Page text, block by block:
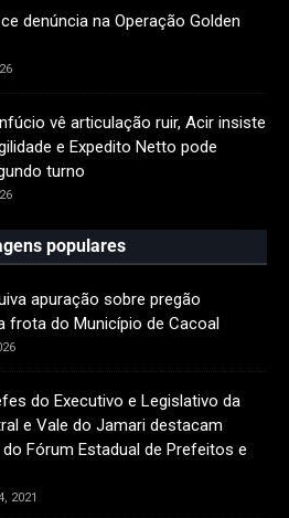
denúncia na Operação Golden
vê articulação ruir, Acir insiste
e Expedito Netto pode
turno
populares
apuração sobre pregão
frota do Município de Cacoal
do Executivo e Legislativo da
e Vale do Jamari destacam
Fórum Estadual de Prefeitos e
2021